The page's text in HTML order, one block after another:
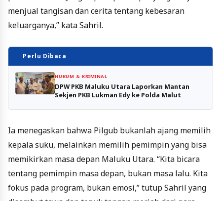
menjual tangisan dan cerita tentang kebesaran
keluarganya,” kata Sahril.
Perlu Dibaca
HUKUM & KRIMINAL
DPW PKB Maluku Utara Laporkan Mantan
Sekjen PKB Lukman Edy ke Polda Malut
Ia menegaskan bahwa Pilgub bukanlah ajang memilih
kepala suku, melainkan memilih pemimpin yang bisa
memikirkan masa depan Maluku Utara. “Kita bicara
tentang pemimpin masa depan, bukan masa lalu. Kita
fokus pada program, bukan emosi,” tutup Sahril yang